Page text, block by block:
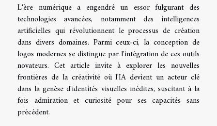
L'ère numérique a engendré un essor fulgurant des
technologies avancées, notamment des intelligences
artificielles qui révolutionnent le processus de création
dans divers domaines. Parmi ceux-ci, la conception de
logos modernes se distingue par l'intégration de ces outils
novateurs. Cet article invite à explorer les nouvelles
frontières de la créativité où l'IA devient un acteur clé
dans la genèse d'identités visuelles inédites, suscitant à la
fois admiration et curiosité pour ses capacités sans
précédent.